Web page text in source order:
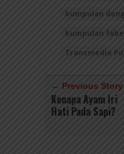
kumpulan
kumpulan
Transmedia
← Previous Story
Kenapa Ayam Iri
Hati Pada Sapi?